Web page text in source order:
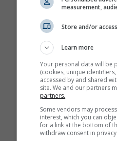
measurement,
Store and/or
Learn more
Your personal data will be
(cookies, unique
accessed by and shared
site. We and our partners
partners.
Some vendors may
interest, which you can
for a link at the bottom of
withdraw consent in